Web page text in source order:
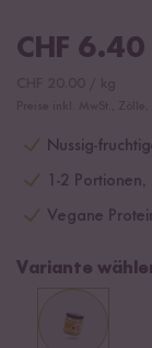
CHF 6.40
Nussig-
1-2
Vegane
Variante